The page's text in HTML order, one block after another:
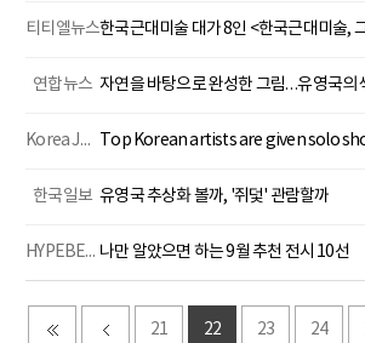
티티엘뉴스
연합뉴스
Korea Joongang Daily Top Korean artists are given solo
한국일보 유영국 추상화 볼까, '쥐덫' 관람할까
HYPEBEAST 나만 알았으면 하는 9월 추천 전시 10선
21 22 23 24